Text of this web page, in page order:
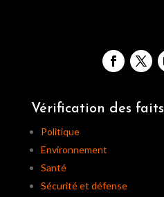
Vérification des faits
Politique
Environnement
Santé
Sécurité et défense